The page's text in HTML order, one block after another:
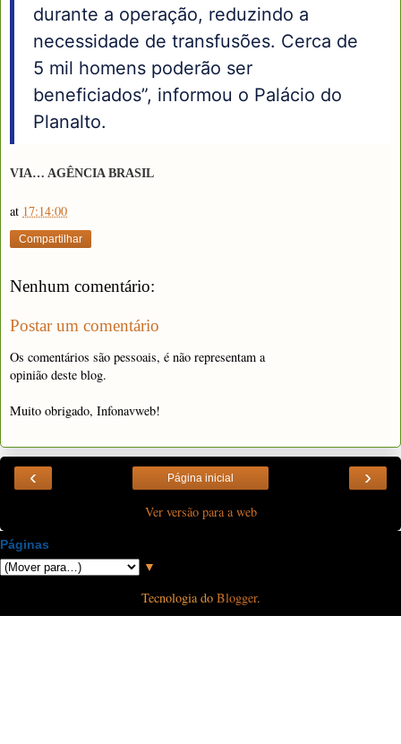
durante a operação, reduzindo a
necessidade de transfusões. Cerca de
5 mil homens poderão ser
beneficiados”, informou o Palácio do
Planalto.
VIA… AGÊNCIA BRASIL
at 17:14:00
Compartilhar
Nenhum comentário:
Postar um comentário
Os comentários são pessoais, é não representam a
opinião deste blog.
Muito obrigado, Infonavweb!
‹ ›
Página inicial
Ver versão para a web
Páginas
▼
Tecnologia do Blogger.